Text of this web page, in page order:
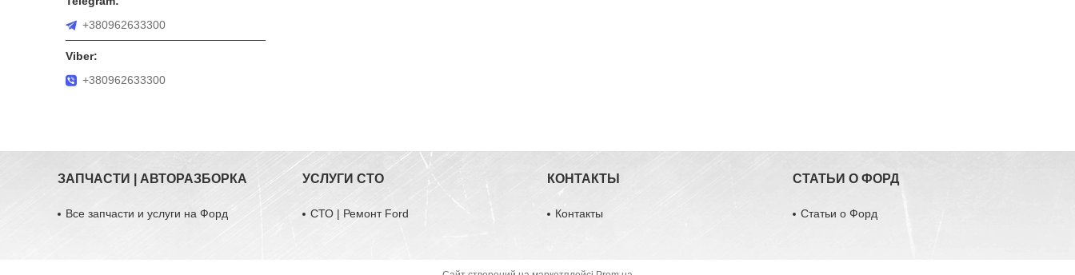
+380962633300
+380962633300
ЗАПЧАСТИ | АВТОРАЗБОРКА
Все запчасти и услуги на Форд
УСЛУГИ СТО
СТО | Ремонт Ford
КОНТАКТЫ
Контакты
СТАТЬИ О ФОРД
Статьи о Форд